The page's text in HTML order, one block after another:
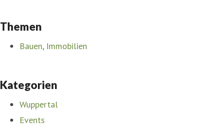
Themen
Bauen, Immobilien
Kategorien
Wuppertal
Events